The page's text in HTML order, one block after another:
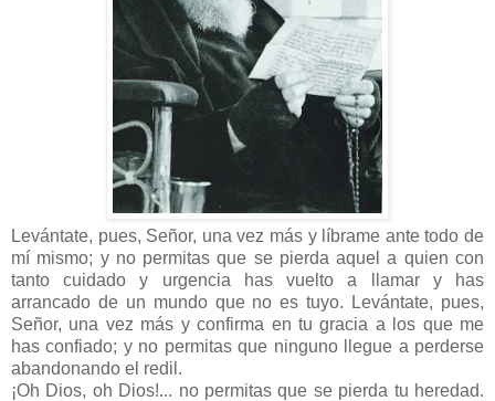
Levántate, pues, Señor, una vez más y líbrame ante todo de
mí mismo; y no permitas que se pierda aquel a quien con
tanto cuidado y urgencia has vuelto a llamar y has
arrancado de un mundo que no es tuyo. Levántate, pues,
Señor, una vez más y confirma en tu gracia a los que me
has confiado; y no permitas que ninguno llegue a perderse
abandonando el redil.
¡Oh Dios, oh Dios!... no permitas que se pierda tu heredad.